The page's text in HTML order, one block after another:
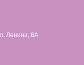
Ленина, 8А